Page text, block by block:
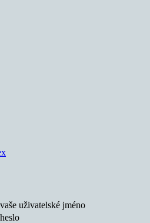
vaše uživatelské jméno
heslo